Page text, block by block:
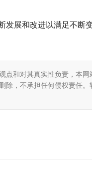
发展和改进以满足不断
点和对其真实性负责，本网
除，不承担任何侵权责任。